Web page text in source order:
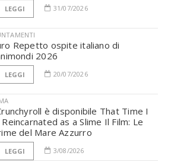
LEGGI 31/07/2026
Repetto ospite italiano di
2026
LEGGI 20/07/2026
è disponibile That Time I
as a Slime Il Film: Le
del Mare Azzurro
LEGGI
3/08/2026